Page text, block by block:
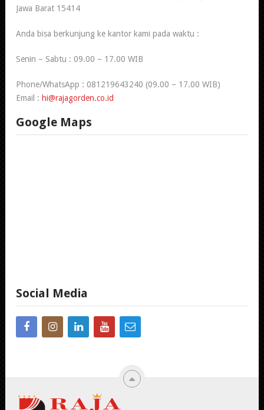
Jawa Barat 15414
Anda bisa berkunjung ke kantor kami pada waktu :
Senin – Sabtu : 09.00 – 17.00 WIB
Phone/WhatsApp : 081219643240 (09.00 – 17.00 WIB)
Email : hi@rajagorden.co.id
Google Maps
Social Media